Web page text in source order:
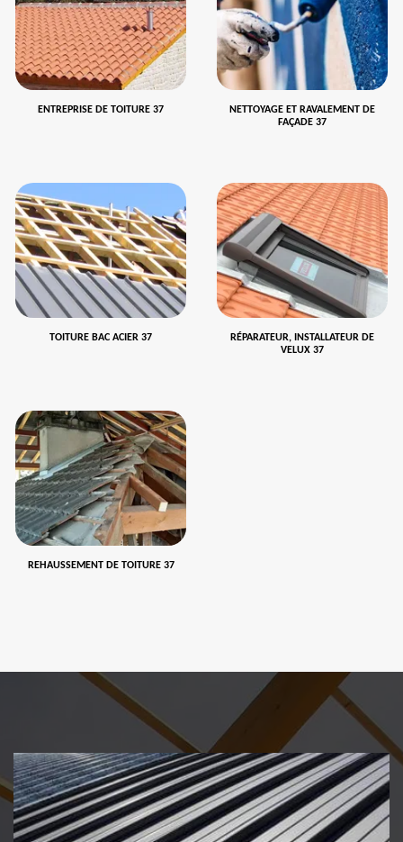
ENTREPRISE DE TOITURE 37
NETTOYAGE ET RAVALEMENT DE
FAÇADE 37
TOITURE BAC ACIER 37
RÉPARATEUR, INSTALLATEUR DE
VELUX 37
REHAUSSEMENT DE TOITURE 37